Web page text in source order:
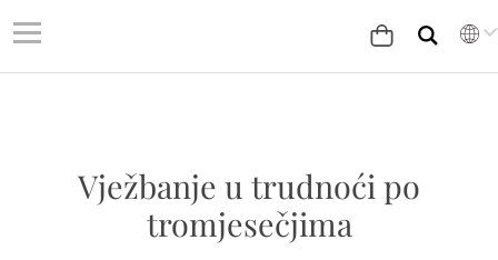
Vježbanje u trudnoći po
tromjesečjima